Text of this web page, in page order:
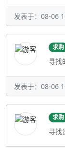
发表于：08-06
求购
发表于：08-06
求购
寻找